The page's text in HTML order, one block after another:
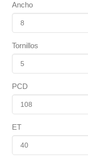
Ancho
Tornillos
PCD
ET